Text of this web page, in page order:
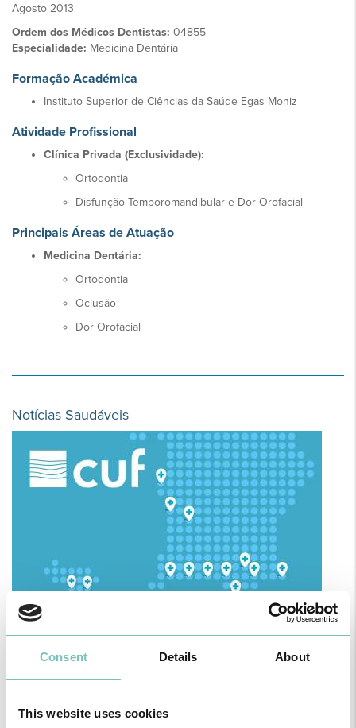
Consent Details About
This website uses cookies
Agosto 2013
Ordem dos Médicos Dentistas: 04855
Especialidade: Medicina Dentária
Formação Académica
Instituto Superior de Ciências da Saúde Egas Moniz
Atividade Profissional
Clínica Privada (Exclusividade):
Ortodontia
Disfunção Temporomandibular e Dor Orofacial
Principais Áreas de Atuação
Medicina Dentária:
Ortodontia
Oclusão
Dor Orofacial
Notícias Saudáveis
O GRUPO HPA AGORA É CUF: JUNTOS E CADA VEZ MAIS
PRÓXIMOS.
Para cuidar de si no Algarve, Alentejo e Madeira